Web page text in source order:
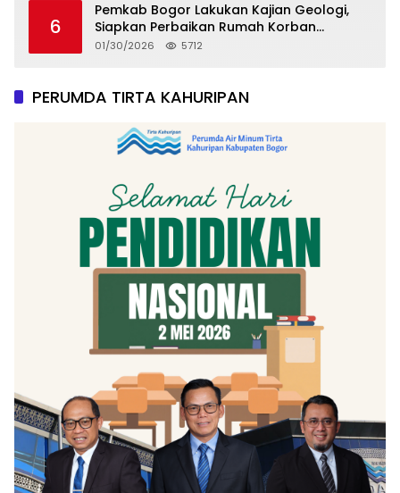
6
Pemkab Bogor Lakukan Kajian Geologi,
Siapkan Perbaikan Rumah Korban
Pergeseran Tanah
01/30/2026 5712
PERUMDA TIRTA KAHURIPAN